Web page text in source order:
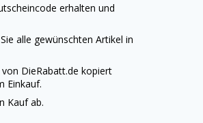
erhalten und
alle gewünschten Artikel in
DieRabatt.de kopiert
Einkauf.
Kauf ab.